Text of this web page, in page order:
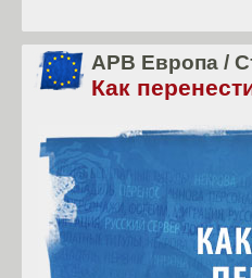
APB Европа /
Как